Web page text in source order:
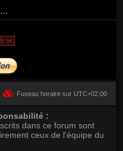
Fuseau horaire sur UTC+02:00
:
dans ce forum sont
ceux de l'équipe du